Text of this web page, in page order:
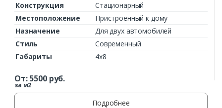
Конструкция
Стационарный
Местоположение
Пристроенный к дому
Назначение
Для двух автомобилей
Стиль
Современный
Габариты
4х8
От:5500руб.
за м2
Подробнее